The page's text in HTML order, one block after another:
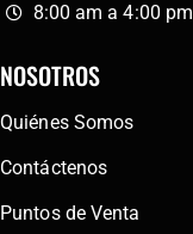
8:00 am a 4:00 pm
NOSOTROS
Quiénes Somos
Contáctenos
Puntos de Venta